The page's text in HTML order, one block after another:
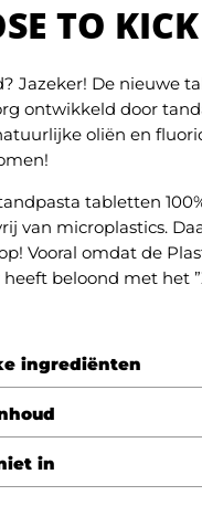
TO
Jazeker! De nieuwe
ontwikkeld door
oliën en
tabletten
van microplastics.
Vooral omdat de
heeft beloond met het
ingrediënten
in